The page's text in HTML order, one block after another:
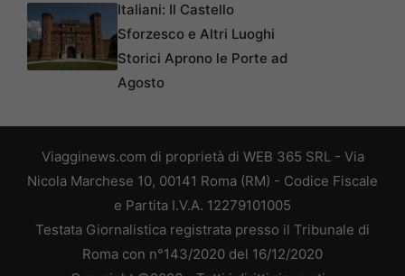
Italiani: Il Castello
Sforzesco e Altri Luoghi
Storici Aprono le Porte ad
Agosto
Viagginews.com di proprietà di WEB 365 SRL - Via
Nicola Marchese 10, 00141 Roma (RM) - Codice Fiscale
e Partita I.V.A. 12279101005
Testata Giornalistica registrata presso il Tribunale di
Roma con n°143/2020 del 16/12/2020